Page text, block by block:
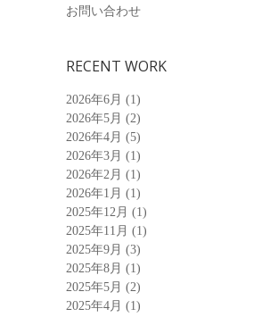
お問い合わせ
RECENT WORK
2026年6月 (1)
2026年5月 (2)
2026年4月 (5)
2026年3月 (1)
2026年2月 (1)
2026年1月 (1)
2025年12月 (1)
2025年11月 (1)
2025年9月 (3)
2025年8月 (1)
2025年5月 (2)
2025年4月 (1)